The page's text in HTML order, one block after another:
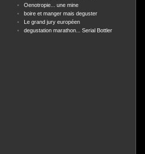
Oenotropie... une mine
boire et manger mais deguster
Le grand jury européen
degustation marathon... Serial Bottler